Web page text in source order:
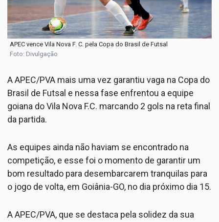
APEC vence Vila Nova F. C. pela Copa do Brasil de Futsal
Foto: Divulgação
A APEC/PVA mais uma vez garantiu vaga na Copa do
Brasil de Futsal e nessa fase enfrentou a equipe
goiana do Vila Nova F.C. marcando 2 gols na reta final
da partida.
As equipes ainda não haviam se encontrado na
competição, e esse foi o momento de garantir um
bom resultado para desembarcarem tranquilas para
o jogo de volta, em Goiânia-GO, no dia próximo dia 15.
A APEC/PVA, que se destaca pela solidez da sua